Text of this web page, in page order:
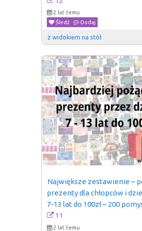
2 lat temu
Śledź
Dodaj
z widokiem na stół
Największe zestawienie –
prezenty dla chłopców i
7-13 lat do 100zł – 200
11
2 lat temu